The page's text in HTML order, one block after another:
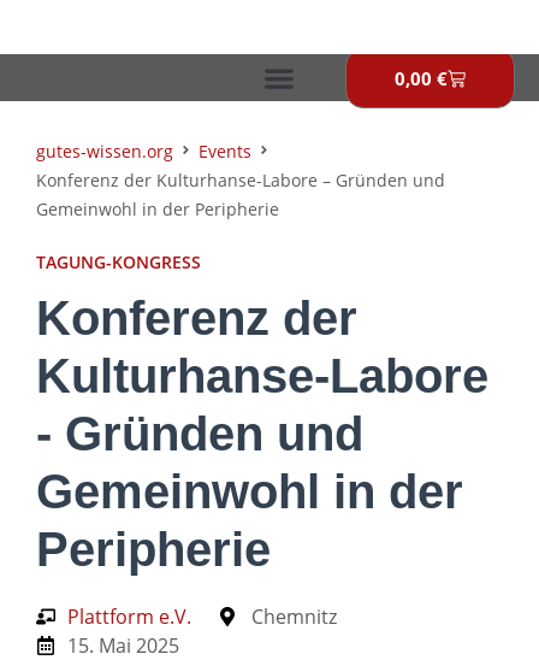
0,00 €
gutes-wissen.org
Events
Konferenz der Kulturhanse-Labore – Gründen und
Gemeinwohl in der Peripherie
TAGUNG-KONGRESS
Konferenz der
Kulturhanse-Labore
- Gründen und
Gemeinwohl in der
Peripherie
Plattform e.V.
Chemnitz
15. Mai 2025